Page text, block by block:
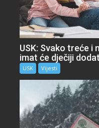
USK: Svako treće
imat će dječiji
USK Vijesti